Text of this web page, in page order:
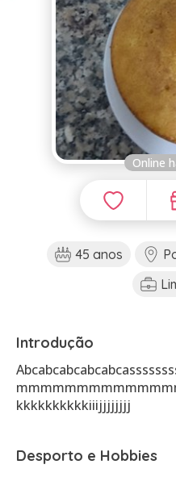
Online
45 anos
Introdução
kkkkkkkkkkiiijjjjjjjj
Desporto e Hobbies